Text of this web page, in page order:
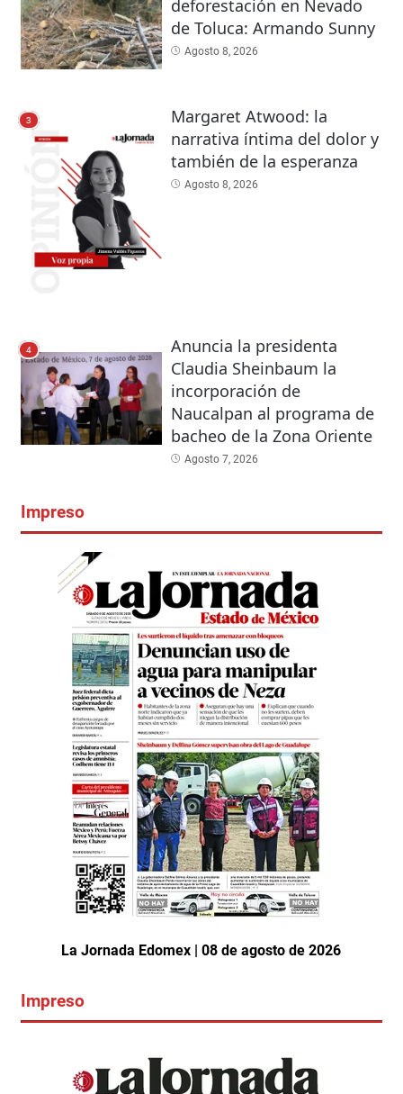
deforestación en Nevado
de Toluca: Armando Sunny
Agosto 8, 2026
3
Margaret Atwood: la
narrativa íntima del dolor y
también de la esperanza
Agosto 8, 2026
4
Anuncia la presidenta
Claudia Sheinbaum la
incorporación de
Naucalpan al programa de
bacheo de la Zona Oriente
Agosto 7, 2026
Impreso
La Jornada Edomex | 08 de agosto de 2026
Impreso